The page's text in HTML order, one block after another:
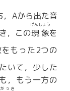
，Aから出た音
，この現象
げんしょう
を
をもった2つの
いて，少した
，もう一方の
がっき